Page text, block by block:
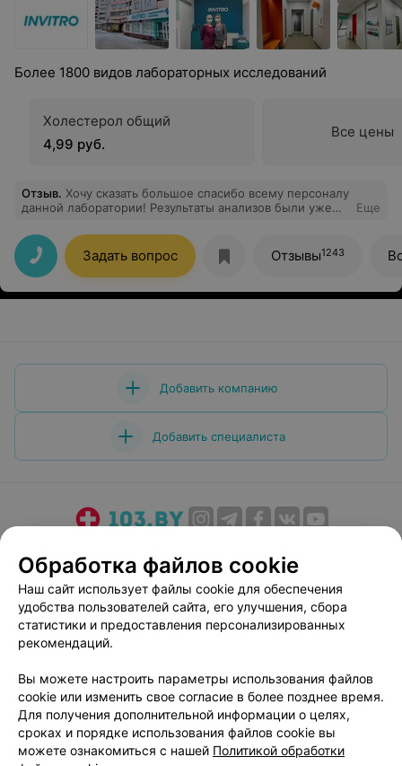
Более 1800 видов лабораторных исследований
Холестерол общий
4,99 руб.
Все цены
Отзыв. Хочу сказать большое спасибо всему персоналу
данной лаборатории! Результаты анализов были уже
Еще
Задать вопрос Отзывы1243
Добавить компанию
Добавить специалиста
Медицинский маркетинг
Публичный договор
Пользовательское соглашение
Способы оплаты
Вакансии
Партнеры
Написать руководителю 103.by
Персональные настройки cookie
Обработка персональных данных
Обработка файлов cookie
Наш сайт использует файлы cookie для обеспечения
удобства пользователей сайта, его улучшения, сбора
статистики и предоставления персонализированных
рекомендаций.
Вы можете настроить параметры использования файлов
cookie или изменить свое согласие в более позднее время.
Для получения дополнительной информации о целях,
сроках и порядке использования файлов cookie вы
можете ознакомиться с нашей Политикой обработки